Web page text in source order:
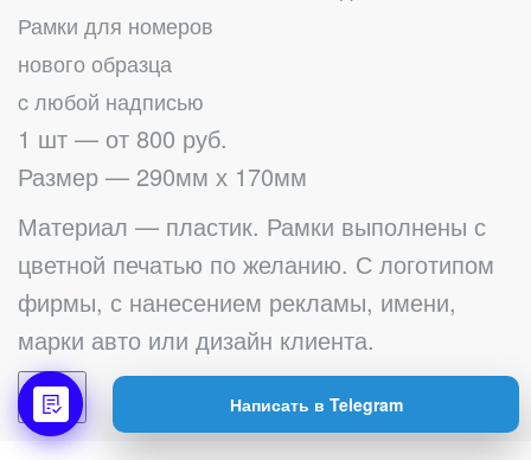
Написать в Telegram
Рамки для номеров
нового образца
c любой надписью
1 шт — от 800 руб.
Размер — 290мм х 170мм
Материал — пластик. Рамки выполнены с
цветной печатью по желанию. С логотипом
фирмы, с нанесением рекламы, имени,
марки авто или дизайн клиента.
Купить